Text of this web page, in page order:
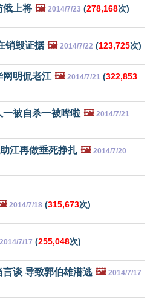
俄上将 🖼️ 2014/7/23 (278,168次)
销毁证据 🖼️ 2014/7/22 (123,725次)
明侃老江 🖼️ 2014/7/21 (322,853
被自杀一被哗啦 🖼️ 2014/7/21
江再做垂死挣扎 🖼️ 2014/7/20
2014/7/18 (315,673次)
2014/7/17 (255,048次)
谈 导致郭伯雄潜逃 🖼️ 2014/7/17